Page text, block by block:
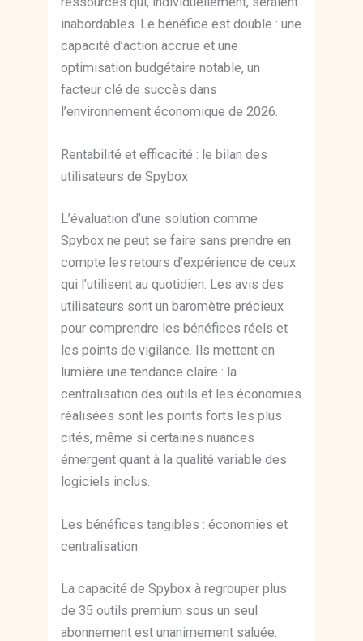
inabordables. Le bénéfice est double : une
capacité d’action accrue et une
optimisation budgétaire notable, un
facteur clé de succès dans
l’environnement économique de 2026.
Rentabilité et efficacité : le bilan des
utilisateurs de Spybox
L’évaluation d’une solution comme
Spybox ne peut se faire sans prendre en
compte les retours d’expérience de ceux
qui l’utilisent au quotidien. Les avis des
utilisateurs sont un baromètre précieux
pour comprendre les bénéfices réels et
les points de vigilance. Ils mettent en
lumière une tendance claire : la
centralisation des outils et les économies
réalisées sont les points forts les plus
cités, même si certaines nuances
émergent quant à la qualité variable des
logiciels inclus.
Les bénéfices tangibles : économies et
centralisation
La capacité de Spybox à regrouper plus
de 35 outils premium sous un seul
abonnement est unanimement saluée.